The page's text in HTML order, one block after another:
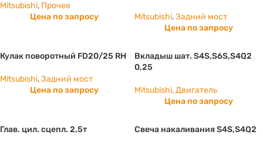
Mitsubishi, Прочее
Цена по запросу
Mitsubishi,Задний мост
Цена по запросу
Кулак поворотный FD20/25 RH
Mitsubishi,Задний мост
Цена по запросу
Вкладыш шат. S4S,S6S,S4Q2
0,25
Mitsubishi,Двигатель
Цена по запросу
Глав. цил. сцепл. 2,5т Свеча накаливания S4S,S4Q2